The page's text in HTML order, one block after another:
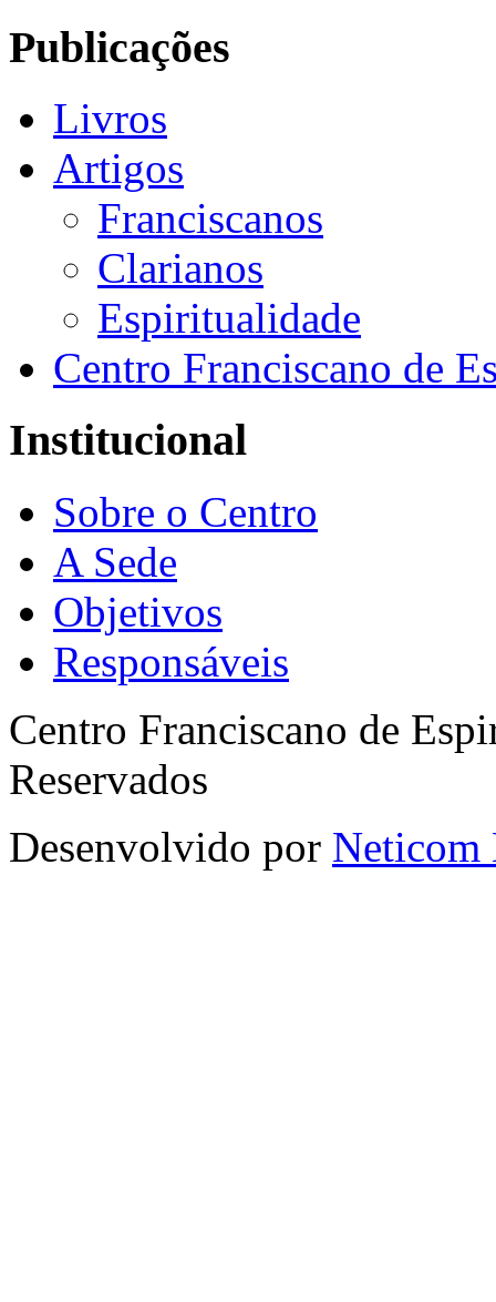
Publicações
Livros
Artigos
Franciscanos
Clarianos
Espiritualidade
Centro Franciscano de
Institucional
Sobre o Centro
A Sede
Objetivos
Responsáveis
Centro Franciscano de
Reservados
Desenvolvido por Neticom